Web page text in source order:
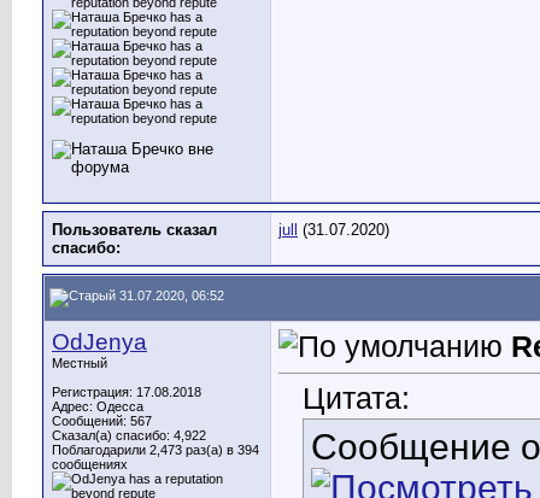
Пользователь сказал
cпасибо:
jull (31.07.2020)
31.07.2020, 06:52
OdJenya
Местный
Регистрация: 17.08.2018
Адрес: Одесса
Сообщений: 567
Сказал(а) спасибо: 4,922
Поблагодарили 2,473 раз(а) в 394
сообщениях
Цитата:
Сообщение